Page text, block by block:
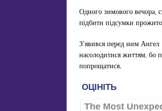
Одного зимового вечора,
підбити підсумки
З’явився перед ним Ангел
насолодитися життям, бо
попрощатися.